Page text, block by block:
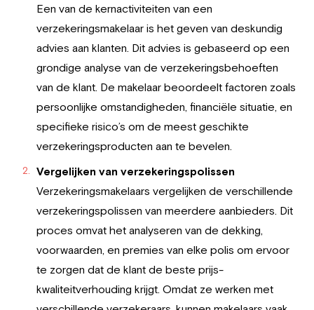
Een van de kernactiviteiten van een
verzekeringsmakelaar is het geven van deskundig
advies aan klanten. Dit advies is gebaseerd op een
grondige analyse van de verzekeringsbehoeften
van de klant. De makelaar beoordeelt factoren zoals
persoonlijke omstandigheden, financiële situatie, en
specifieke risico’s om de meest geschikte
verzekeringsproducten aan te bevelen.
Vergelijken van verzekeringspolissen
Verzekeringsmakelaars vergelijken de verschillende
verzekeringspolissen van meerdere aanbieders. Dit
proces omvat het analyseren van de dekking,
voorwaarden, en premies van elke polis om ervoor
te zorgen dat de klant de beste prijs-
kwaliteitverhouding krijgt. Omdat ze werken met